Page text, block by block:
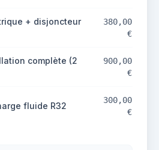
+ disjoncteur
380,00
€
complète (2
900,00
€
fluide R32
300,00
€